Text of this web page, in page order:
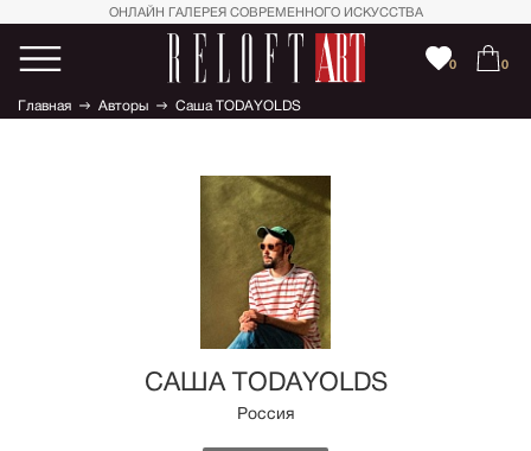
ОНЛАЙН ГАЛЕРЕЯ СОВРЕМЕННОГО ИСКУССТВА
0 0
Главная Авторы Саша TODAYOLDS
САША TODAYOLDS
Россия